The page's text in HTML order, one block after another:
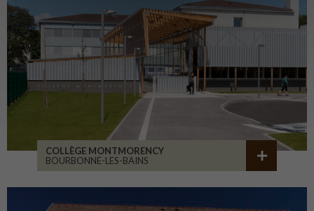
COLLÈGE MONTMORENCY
BOURBONNE-LES-BAINS